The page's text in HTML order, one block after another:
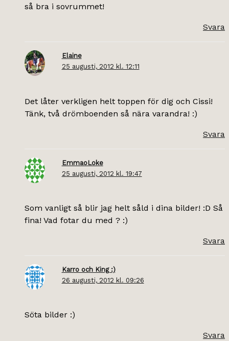
så bra i sovrummet!
Svara
Elaine
25 augusti, 2012 kl. 12:11
Det låter verkligen helt toppen för dig och Cissi!
Tänk, två drömboenden så nära varandra! :)
Svara
EmmaoLoke
25 augusti, 2012 kl. 19:47
Som vanligt så blir jag helt såld i dina bilder! :D Så
fina! Vad fotar du med ? :)
Svara
Karro och King :)
26 augusti, 2012 kl. 09:26
Söta bilder :)
Svara